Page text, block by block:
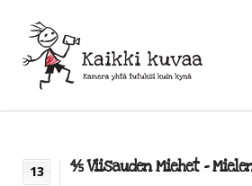
13 ⅘ Viisauden Miehet –